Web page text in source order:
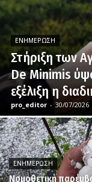
ΕΝΗΜΈΡΩΣΗ
Στήριξη των
De Minimis
εξέλιξη η
pro_editor - 30/07/2026
ΕΝΗΜΈΡΩΣΗ
Νομοθετική